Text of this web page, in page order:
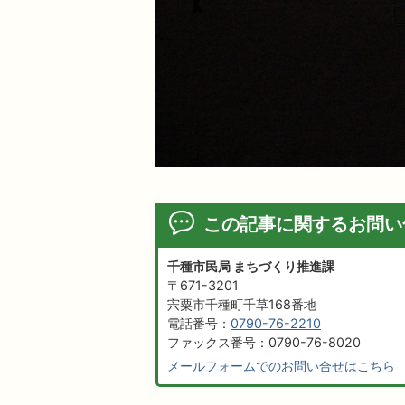
この記事に関するお問
千種市民局 まちづくり推進課
〒671-3201
宍粟市千種町千草168番地
電話番号： 0790-76-2210
ファックス番号：0790-76-8020
メールフォームでのお問い合せはこちら